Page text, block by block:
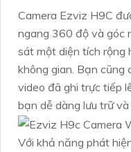
Camera Ezviz H9C
ngang 360 độ và góc
sát một diện tích rộng
không gian. Bạn cũng
video đã ghi trực tiếp
bạn dễ dàng lưu trữ
Với khả năng phát